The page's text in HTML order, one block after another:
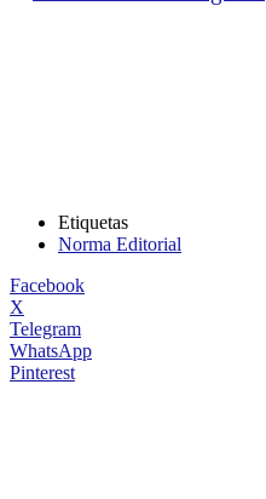
Etiquetas
Norma Editorial
Facebook
X
Telegram
WhatsApp
Pinterest